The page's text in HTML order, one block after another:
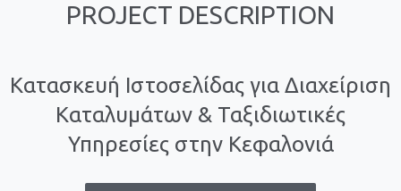
PROJECT DESCRIPTION
Κατασκευή Ιστοσελίδας για Διαχείριση
Καταλυμάτων & Ταξιδιωτικές
Υπηρεσίες στην Κεφαλονιά